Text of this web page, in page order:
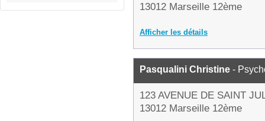
13012 Marseille 12ème
Afficher les détails
Pasqualini Christine -
123 AVENUE DE SAINT
13012 Marseille 12ème